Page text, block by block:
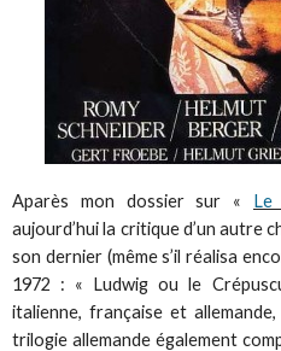
Aparès mon dossier sur « Le
aujourd’hui la critique d’un autre
son dernier (même s’il réalisa
1972 : « Ludwig ou le
italienne, française et
trilogie allemande également